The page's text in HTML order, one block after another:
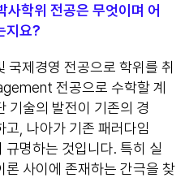
사학위 전공은 무엇이며 어
지요?
국제경영 전공으로 학위를 취
전공으로 수학할 계
기술의 발전이 기존의 경
고, 나아가 기존 패러다임
명하는 것입니다. 특히 실
사이에 존재하는 간극을 찾